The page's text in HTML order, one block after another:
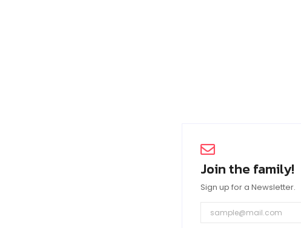
Join the family!
Sign up for a Newsletter.